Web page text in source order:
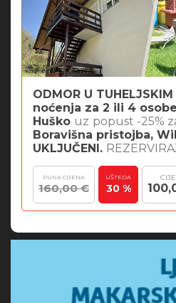
ODMOR U
noćenja za 2 ili 4
Huško uz popust -25%
Boravišna pristojba,
UKLJUČENI.
PUNA CIJENA
160,00 €
UŠTEDA
30 %